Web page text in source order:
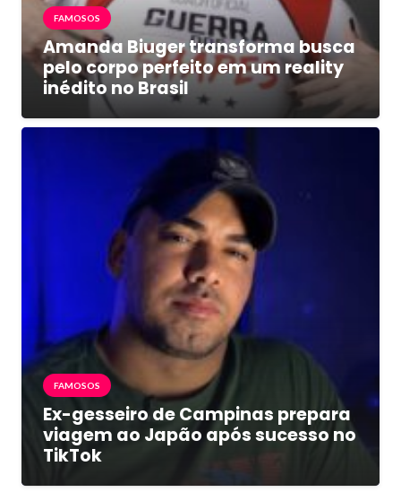
FAMOSOS
Amanda Biuger transforma busca
pelo corpo perfeito em um reality
inédito no Brasil
FAMOSOS
Ex-gesseiro de Campinas prepara
viagem ao Japão após sucesso no
TikTok